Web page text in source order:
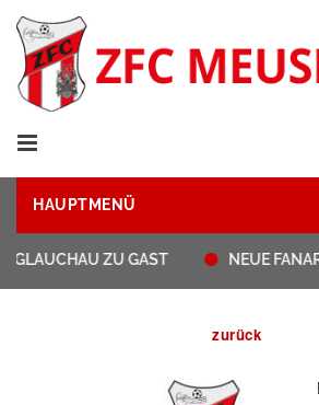
HAUPTMENÜ
ZU GAST NEUE
zurück